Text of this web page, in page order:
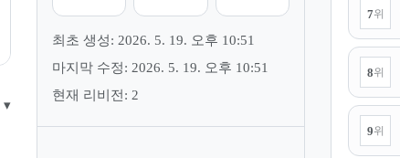
▾
최초 생성: 2026. 5. 19. 오후 10:51
마지막 수정: 2026. 5. 19. 오후 10:51
현재 리비전: 2
7위
8위
9위